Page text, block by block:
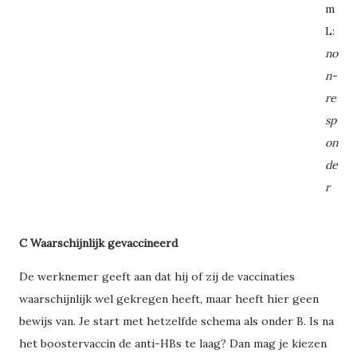
m
L:
no
n-
re
sp
on
de
r
C Waarschijnlijk gevaccineerd
De werknemer geeft aan dat hij of zij de vaccinaties
waarschijnlijk wel gekregen heeft, maar heeft hier geen
bewijs van. Je start met hetzelfde schema als onder B. Is na
het boostervaccin de anti-HBs te laag? Dan mag je kiezen